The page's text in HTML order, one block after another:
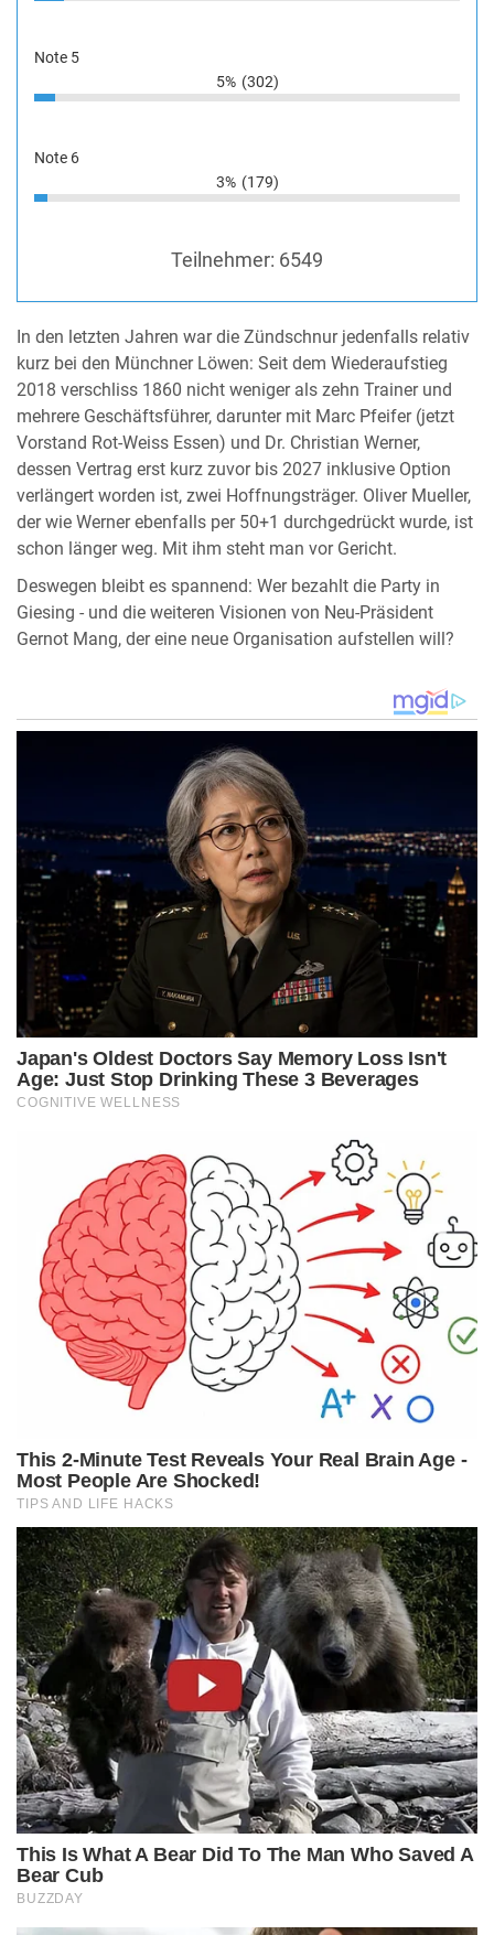
Note 5
5% (302)
Note 6
3% (179)
Teilnehmer: 6549
In den letzten Jahren war die Zündschnur jedenfalls relativ
kurz bei den Münchner Löwen: Seit dem Wiederaufstieg
2018 verschliss 1860 nicht weniger als zehn Trainer und
mehrere Geschäftsführer, darunter mit Marc Pfeifer (jetzt
Vorstand Rot-Weiss Essen) und Dr. Christian Werner,
dessen Vertrag erst kurz zuvor bis 2027 inklusive Option
verlängert worden ist, zwei Hoffnungsträger. Oliver Mueller,
der wie Werner ebenfalls per 50+1 durchgedrückt wurde, ist
schon länger weg. Mit ihm steht man vor Gericht.
Deswegen bleibt es spannend: Wer bezahlt die Party in
Giesing - und die weiteren Visionen von Neu-Präsident
Gernot Mang, der eine neue Organisation aufstellen will?